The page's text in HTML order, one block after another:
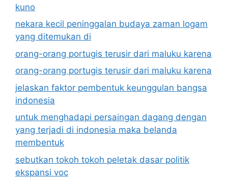
kuno
nekara kecil peninggalan budaya zaman logam
yang ditemukan di
orang-orang portugis terusir dari maluku karena
orang-orang portugis terusir dari maluku karena
jelaskan faktor pembentuk keunggulan bangsa
indonesia
untuk menghadapi persaingan dagang dengan
yang terjadi di indonesia maka belanda
membentuk
sebutkan tokoh tokoh peletak dasar politik
ekspansi voc